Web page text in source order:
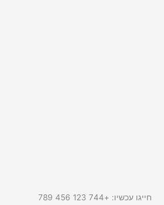
חייגו עכשיו: +744 123 456 789